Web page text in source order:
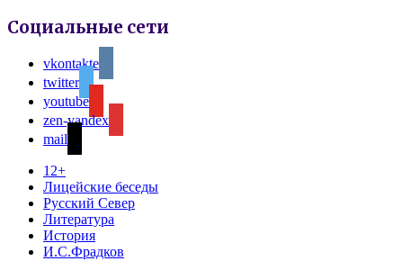
Социальные сети
vkontakte
twitter
youtube
zen-yandex
mail
12+
Лицейские беседы
Русский Север
Литература
История
И.С.Фрадков